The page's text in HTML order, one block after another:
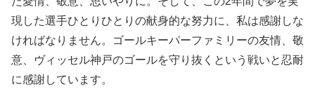
現した選手ひとりひとりの献身的な努力に、私は感謝しな
ければなりません。ゴールキーパーファミリーの友情、敬
意、ヴィッセル神戸のゴールを守り抜くという戦いと忍耐
に感謝しています。